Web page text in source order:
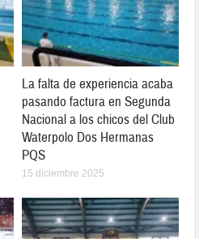
La falta de experiencia acaba
pasando factura en Segunda
Nacional a los chicos del Club
Waterpolo Dos Hermanas
PQS
15 diciembre 2025